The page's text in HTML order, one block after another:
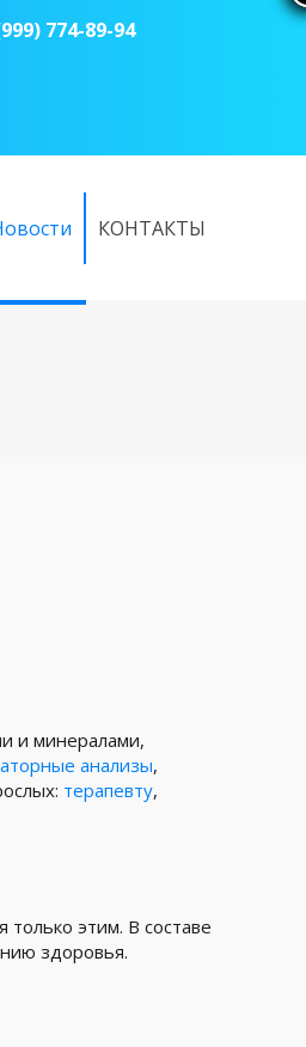
774-89-94
КОНТАКТЫ
и минералами,
анализы,
терапевту,
этим. В составе
здоровья.